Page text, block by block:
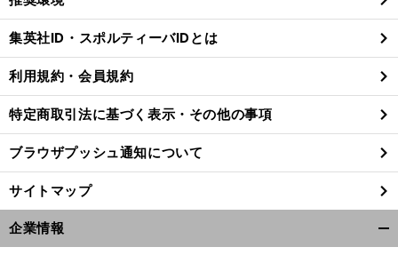
閉
る
集英社ID・スポルティーバIDとは
利用規約・会員規約
特定商取引法に基づく表示・その他の事項
ブラウザプッシュ通知について
サイトマップ
企業情報